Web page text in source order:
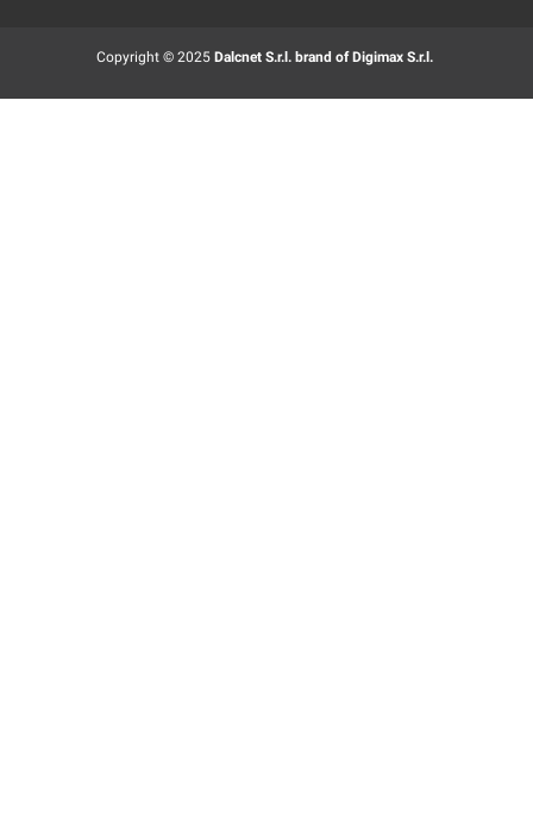
Copyright © 2025 Dalcnet S.r.l. brand of Digimax S.r.l.